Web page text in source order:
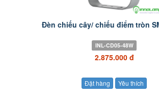
Đèn chiếu cây/ chiếu điểm tròn
INL-CD05-48W
2.875.000 đ
Đặt hàng Yêu thích